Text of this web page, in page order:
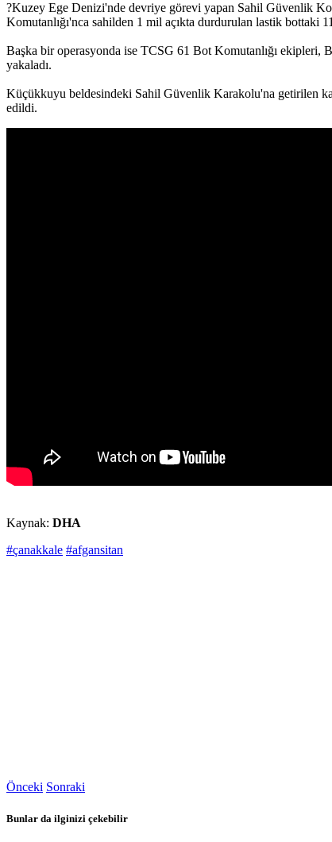
?Kuzey Ege Denizi'nde devriye görevi yapan Sahil Güvenlik
Komutanlığı'nca sahilden 1 mil açıkta durdurulan lastik bottaki
Başka bir operasyonda ise TCSG 61 Bot Komutanlığı ekipleri,
yakaladı.
Küçükkuyu beldesindeki Sahil Güvenlik Karakolu'na getirilen
edildi.
Kaynak: DHA
#çanakkale #afgansitan
Önceki Sonraki
Bunlar da ilginizi çekebilir